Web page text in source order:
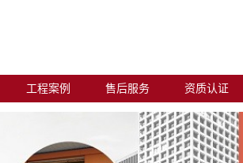
工程案例 售后服务 资质认证